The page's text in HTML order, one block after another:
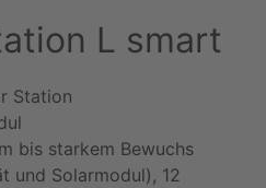
L smart
Station
bis starkem Bewuchs
und Solarmodul), 12